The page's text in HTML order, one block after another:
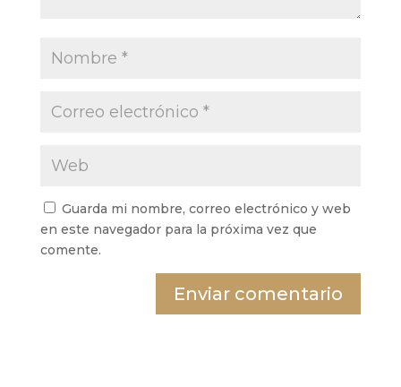
Guarda mi nombre, correo electrónico y web
en este navegador para la próxima vez que
comente.